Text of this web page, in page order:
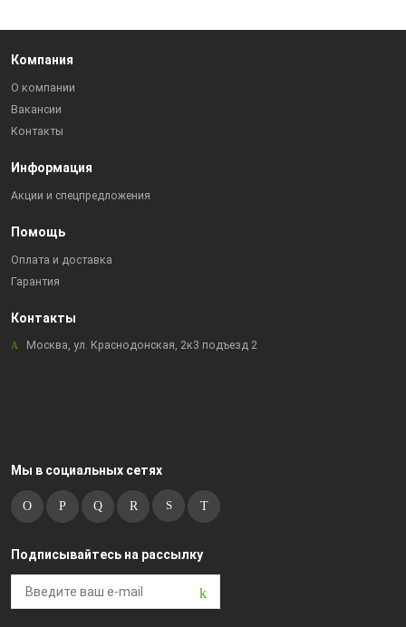
Компания
О компании
Вакансии
Контакты
Информация
Акции и спецпредложения
Помощь
Оплата и доставка
Гарантия
Контакты
Москва, ул. Краснодонская, 2к3 подъезд 2
Мы в социальных сетях
Подписывайтесь на рассылку